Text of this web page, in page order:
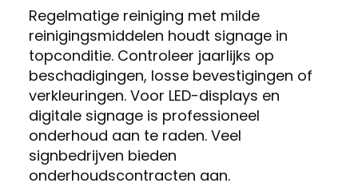
Regelmatige reiniging met milde
reinigingsmiddelen houdt signage in
topconditie. Controleer jaarlijks op
beschadigingen, losse bevestigingen of
verkleuringen. Voor LED-displays en
digitale signage is professioneel
onderhoud aan te raden. Veel
signbedrijven bieden
onderhoudscontracten aan.